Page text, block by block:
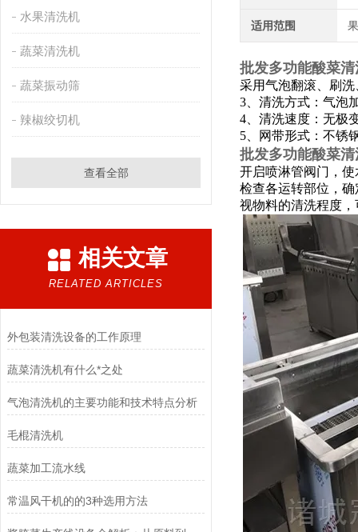
水果清洗机
蔬菜清洗机
蔬菜振动筛
辣椒绞切机
查看全部
相关文章
RELATED ARTICLES
外包装清洗设备的工作原理
蔬菜清洗机有什么*之处
气泡清洗机的主要功能和技术特点分析
毛棍清洗机
蔬菜加工流水线
常温风干机的的3种选用方法
适用范围
批发多功能酸菜
采用气泡翻滚、刷
3、清洗方式：气泡
4、清洗速度：无极
5、网带形式：不锈
批发多功能酸菜
开启喷淋管阀门，
检查各运转部位，
视物料的清洗程度